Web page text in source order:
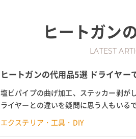
ヒートガン
LATEST
ヒートガンの代用品5選 ドライヤ
塩ビパイプの曲げ加工、ステッカー剥が
ライヤーとの違いを疑問に思う人もいる
かといった疑問解消の他、ヒートガンが
エクステリア・工具・DIY